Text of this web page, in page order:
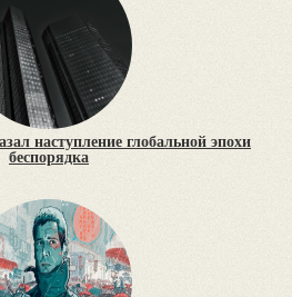
наступление глобальной эпохи
беспорядка